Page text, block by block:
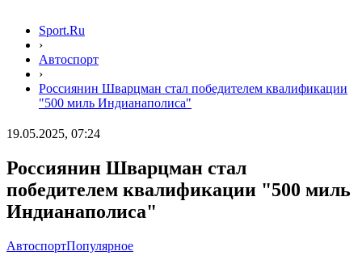
Sport.Ru
›
Автоспорт
›
Россиянин Шварцман стал победителем квалификации
"500 миль Индианаполиса"
19.05.2025, 07:24
Россиянин Шварцман стал
победителем квалификации "500 миль
Индианаполиса"
АвтоспортПопулярное